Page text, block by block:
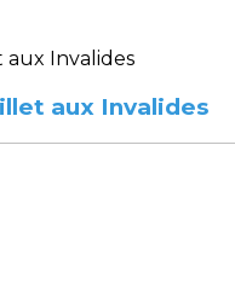
aux Invalides